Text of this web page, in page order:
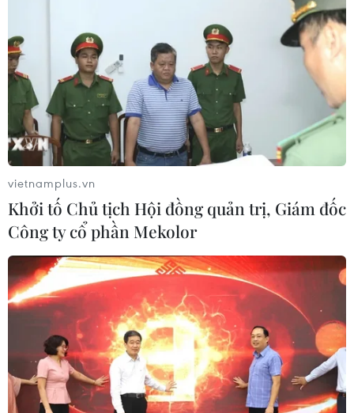
vietnamplus.vn
Khởi tố Chủ tịch Hội đồng quản trị, Giám đốc
Công ty cổ phần Mekolor